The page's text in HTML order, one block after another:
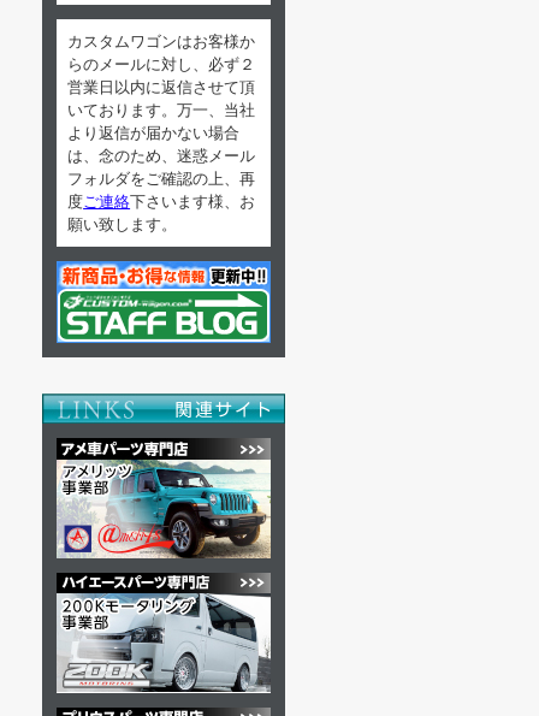
カスタムワゴンはお客様か
らのメールに対し、必ず２
営業日以内に返信させて頂
いております。万一、当社
より返信が届かない場合
は、念のため、迷惑メール
フォルダをご確認の上、再
度 ご連絡下さいます様、お
願い致します。